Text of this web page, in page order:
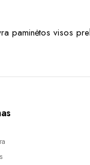
paminėtos visos